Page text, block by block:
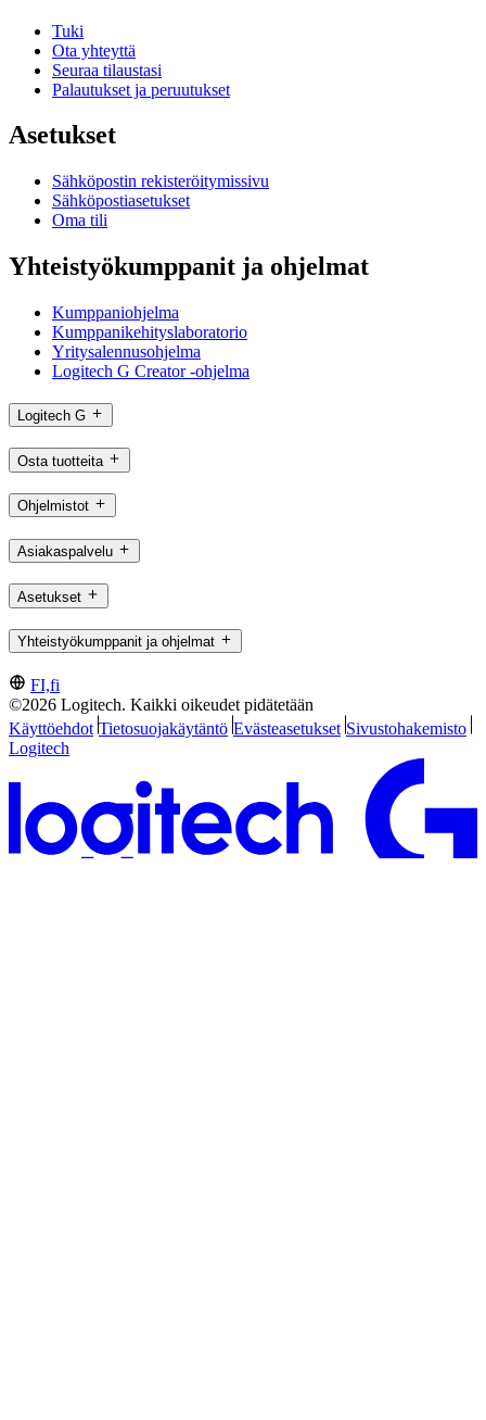
Tuki
Ota yhteyttä
Seuraa tilaustasi
Palautukset ja peruutukset
Asetukset
Sähköpostin rekisteröitymissivu
Sähköpostiasetukset
Oma tili
Yhteistyökumppanit ja ohjelmat
Kumppaniohjelma
Kumppanikehityslaboratorio
Yritysalennusohjelma
Logitech G Creator -ohjelma
Logitech G
Osta tuotteita
Ohjelmistot
Asiakaspalvelu
Asetukset
Yhteistyökumppanit ja ohjelmat
FI,fi
©2026 Logitech. Kaikki oikeudet pidätetään
Käyttöehdot Tietosuojakäytäntö Evästeasetukset Sivustohakemisto
Logitech